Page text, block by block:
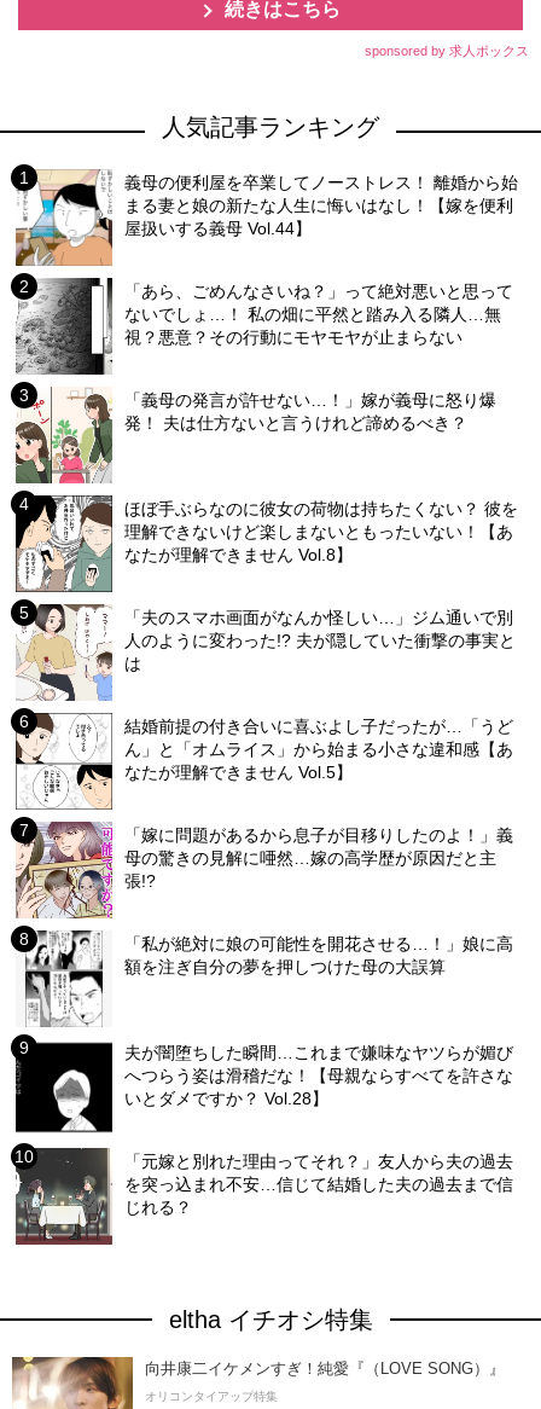
続きはこちら
sponsored by 求人ボックス
人気記事ランキング
義母の便利屋を卒業してノーストレス！ 離婚から始
まる妻と娘の新たな人生に悔いはなし！【嫁を便利
屋扱いする義母 Vol.44】
「あら、ごめんなさいね？」って絶対悪いと思って
ないでしょ…！ 私の畑に平然と踏み入る隣人…無
視？悪意？その行動にモヤモヤが止まらない
「義母の発言が許せない…！」嫁が義母に怒り爆
発！ 夫は仕方ないと言うけれど諦めるべき？
ほぼ手ぶらなのに彼女の荷物は持ちたくない？ 彼を
理解できないけど楽しまないともったいない！【あ
なたが理解できません Vol.8】
「夫のスマホ画面がなんか怪しい…」ジム通いで別
人のように変わった!? 夫が隠していた衝撃の事実と
は
結婚前提の付き合いに喜ぶよし子だったが…「うど
ん」と「オムライス」から始まる小さな違和感【あ
なたが理解できません Vol.5】
「嫁に問題があるから息子が目移りしたのよ！」義
母の驚きの見解に唖然…嫁の高学歴が原因だと主
張!?
「私が絶対に娘の可能性を開花させる…！」娘に高
額を注ぎ自分の夢を押しつけた母の大誤算
夫が闇堕ちした瞬間…これまで嫌味なヤツらが媚び
へつらう姿は滑稽だな！【母親ならすべてを許さな
いとダメですか？ Vol.28】
「元嫁と別れた理由ってそれ？」友人から夫の過去
を突っ込まれ不安…信じて結婚した夫の過去まで信
じれる？
eltha イチオシ特集
向井康二イケメンすぎ！純愛『（LOVE SONG）』
オリコンタイアップ特集